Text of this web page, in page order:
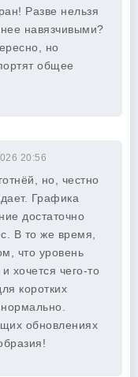
Разве нельзя
навязчивыми?
но
общее
20:56
но, честно
Графика
достаточно
В то же время,
что уровень
хочется чего-то
коротких
обновлениях